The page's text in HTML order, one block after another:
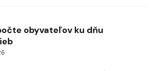
obyvateľov ku dňu